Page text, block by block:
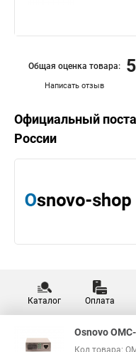
Написать отзыв
Общая оценка товара: 5
Официальный
России
Каталог Оплата
Osnovo
Код товара: